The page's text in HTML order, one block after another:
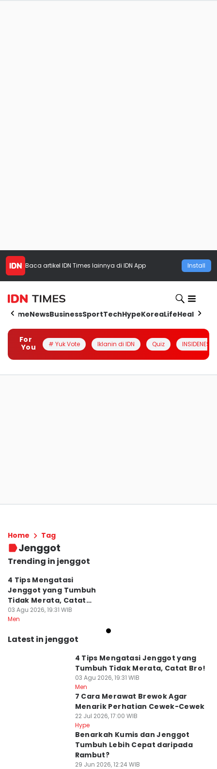
Baca artikel IDN Times lainnya di IDN App Install
HomeNewsBusinessSportTechHypeKoreaLifeHealth
For
You
# Yuk Vote Iklanin di IDN Quiz INSIDENESIA
Home Tag
Jenggot
Trending in jenggot
4 Tips Mengatasi
Jenggot yang Tumbuh
Tidak Merata, Catat
Bro!
03 Agu 2026, 19:31 WIB
Men
Latest in jenggot
4 Tips Mengatasi Jenggot yang
Tumbuh Tidak Merata, Catat Bro!
03 Agu 2026, 19:31 WIB
Men
7 Cara Merawat Brewok Agar
Menarik Perhatian Cewek-Cewek
22 Jul 2026, 17:00 WIB
Hype
Benarkah Kumis dan Jenggot
Tumbuh Lebih Cepat daripada
Rambut?
29 Jun 2026, 12:24 WIB